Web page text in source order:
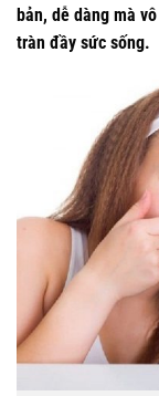
bản, dễ dàng mà
tràn đầy sức sống.